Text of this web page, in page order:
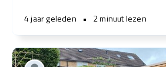
4 jaar geleden • 2 minuut lezen